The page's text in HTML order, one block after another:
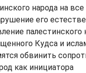
народа на
его
палестинского
Кудса и
обвинить
как инициатора